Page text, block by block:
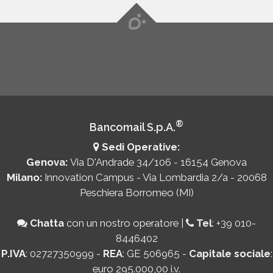
Bancomail S.p.A.®
Sedi Operative:
Genova: Via D'Andrade 34/106 - 16154 Genova
Milano: Innovation Campus - Via Lombardia 2/a - 20068
Peschiera Borromeo (MI)
Chatta con un nostro operatore | Tel: +39 010-
8446402
P.IVA: 02727350999 - REA: GE 506965 - Capitale sociale:
euro 295.000,00 i.v.